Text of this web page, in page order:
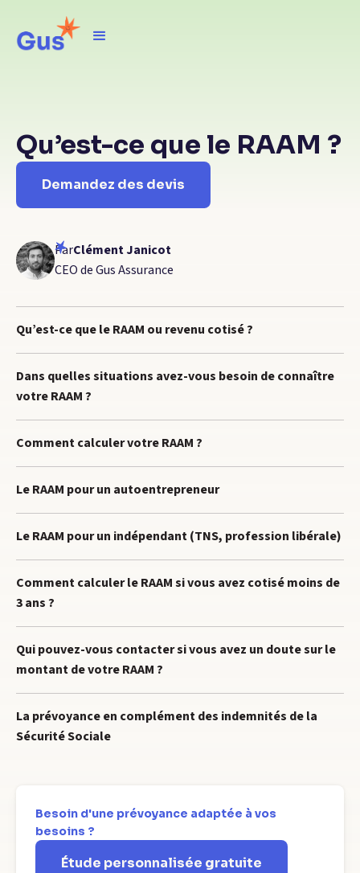
Qu’est-ce que le RAAM ?
Demandez des devis
ParClément Janicot
CEO de Gus Assurance
Qu’est-ce que le RAAM ou revenu cotisé ?
Dans quelles situations avez-vous besoin de connaître
votre RAAM ?
Comment calculer votre RAAM ?
Le RAAM pour un autoentrepreneur
Le RAAM pour un indépendant (TNS, profession libérale)
Comment calculer le RAAM si vous avez cotisé moins de
3 ans ?
Qui pouvez-vous contacter si vous avez un doute sur le
montant de votre RAAM ?
La prévoyance en complément des indemnités de la
Sécurité Sociale
Besoin d'une prévoyance adaptée à vos
besoins ?
Étude personnalisée gratuite